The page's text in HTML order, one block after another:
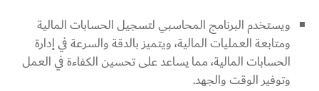
ويستخدم البرنامج المحاسبي لتسجيل الحسابات المالية
ومتابعة العمليات المالية، ويتميز بالدقة والسرعة في إدارة
الحسابات المالية، مما يساعد على تحسين الكفاءة في العمل
وتوفير الوقت والجهد.